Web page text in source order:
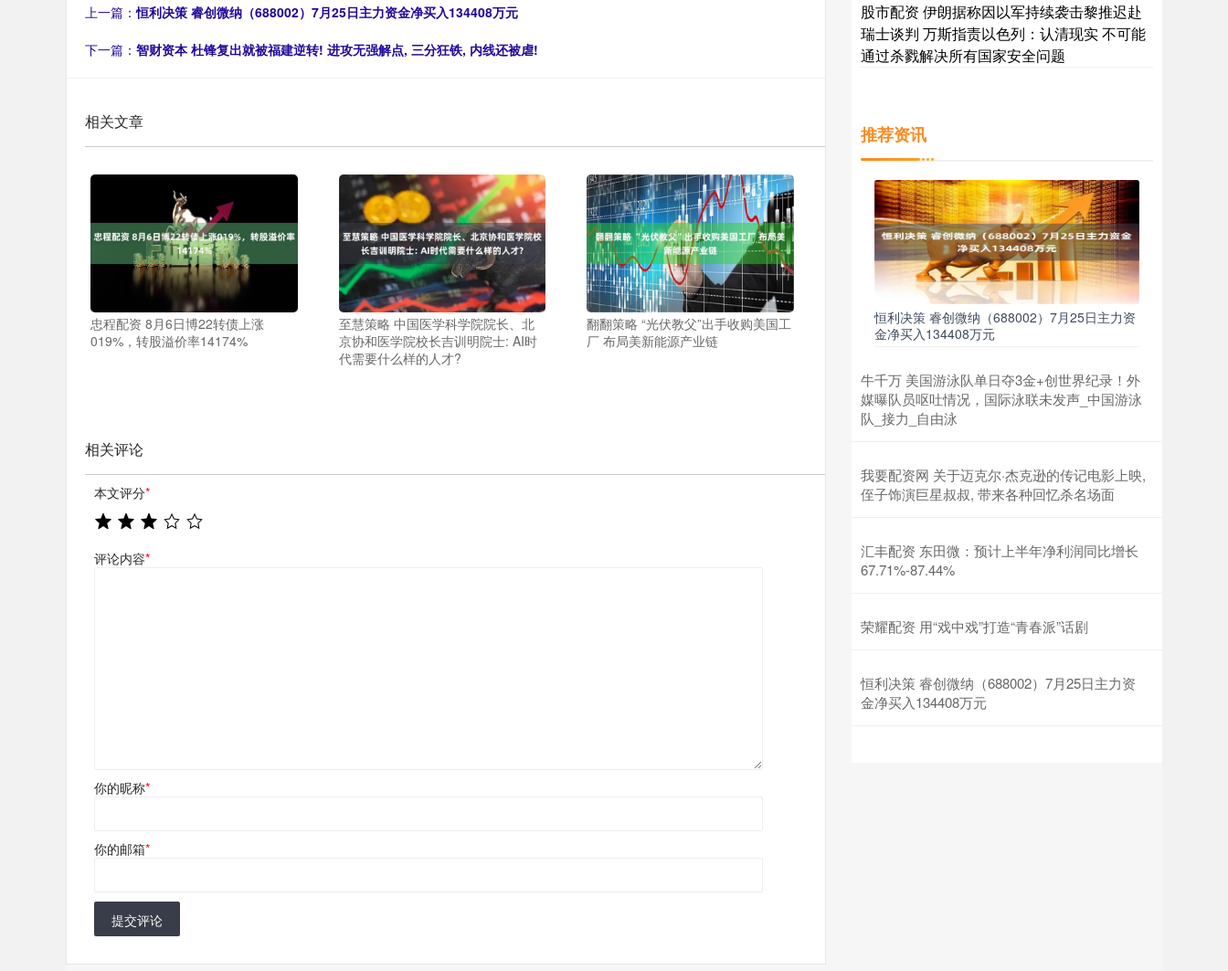
上一篇：恒利决策 睿创微纳（688002）7月25日主力资金净买入134408万元
下一篇： 智财资本 杜锋复出就被福建逆转! 进攻无强解点, 三分狂铁, 内线还被虐!
相关文章
忠程配资 8月6日博22转债上涨
019%，转股溢价率14174%
至慧策略 中国医学科学院院长、北
京协和医学院校长吉训明院士: AI时
代需要什么样的人才?
翻翻策略 “光伏教父”出手收购美国工
厂 布局美新能源产业链
相关评论
本文评分*
评论内容*
你的昵称*
你的邮箱*
提交评论
股市配资 伊朗据称因以军持续袭击黎推迟赴
瑞士谈判 万斯指责以色列：认清现实 不可能
通过杀戮解决所有国家安全问题
推荐资讯
恒利决策 睿创微纳（688002）7月25日主力资
金净买入134408万元
牛千万 美国游泳队单日夺3金+创世界纪录！外
媒曝队员呕吐情况，国际泳联未发声_中国游泳
队_接力_自由泳
我要配资网 关于迈克尔·杰克逊的传记电影上映,
侄子饰演巨星叔叔, 带来各种回忆杀名场面
汇丰配资 东田微：预计上半年净利润同比增长
67.71%-87.44%
荣耀配资 用“戏中戏”打造“青春派”话剧
恒利决策 睿创微纳（688002）7月25日主力资
金净买入134408万元